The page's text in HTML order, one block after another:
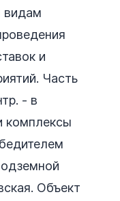
видам
и
Часть
- в
комплексы
Объект